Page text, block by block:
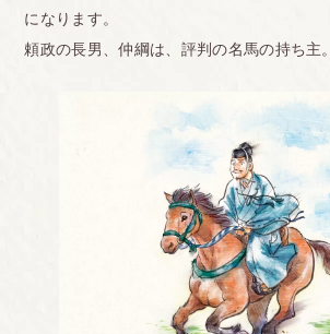
になります。
頼政の長男、仲綱は、評判の名馬の持ち主。